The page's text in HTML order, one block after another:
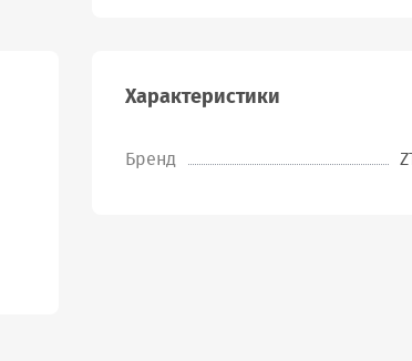
Характеристики
Бренд